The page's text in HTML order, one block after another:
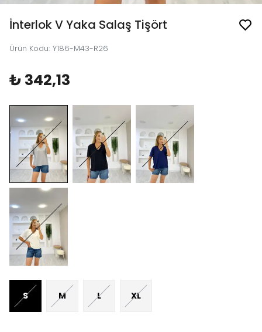
İnterlok V Yaka Salaş Tişört
Ürün Kodu: Y186-M43-R26
₺ 342,13
S M L XL